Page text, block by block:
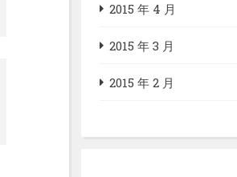
2015 年 4 月
2015 年 3 月
2015 年 2 月